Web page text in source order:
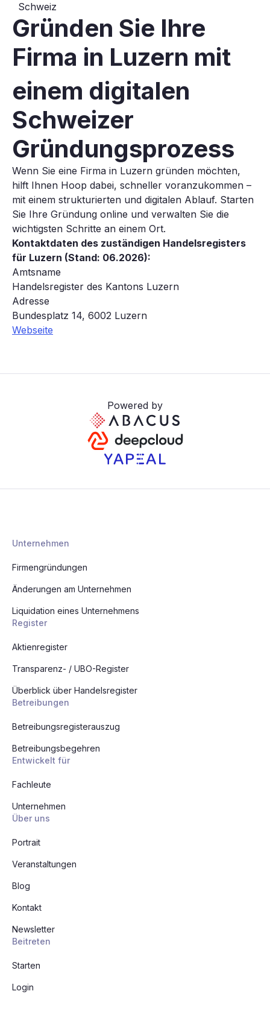
Schweiz
Gründen Sie Ihre
Firma in Luzern mit
einem digitalen
Schweizer
Gründungsprozess
Wenn Sie eine Firma in Luzern gründen möchten,
hilft Ihnen Hoop dabei, schneller voranzukommen –
mit einem strukturierten und digitalen Ablauf. Starten
Sie Ihre Gründung online und verwalten Sie die
wichtigsten Schritte an einem Ort.
Kontaktdaten des zuständigen Handelsregisters
für Luzern (Stand: 06.2026):
Amtsname
Handelsregister des Kantons Luzern
Adresse
Bundesplatz 14, 6002 Luzern
Webseite
Powered by
Unternehmen
Firmengründungen
Änderungen am Unternehmen
Liquidation eines Unternehmens
Register
Aktienregister
Transparenz- / UBO-Register
Überblick über Handelsregister
Betreibungen
Betreibungsregisterauszug
Betreibungsbegehren
Entwickelt für
Fachleute
Unternehmen
Über uns
Portrait
Veranstaltungen
Blog
Kontakt
Newsletter
Beitreten
Starten
Login